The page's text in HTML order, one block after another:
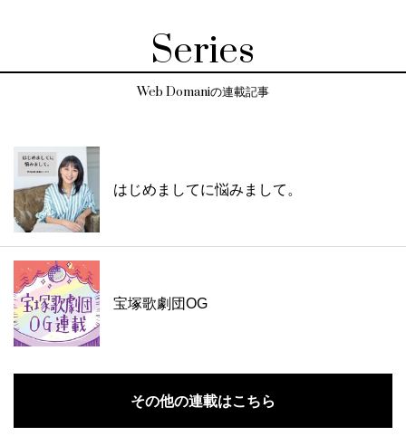
Series
Web Domaniの連載記事
はじめましてに悩みまして。
宝塚歌劇団OG
その他の連載はこちら